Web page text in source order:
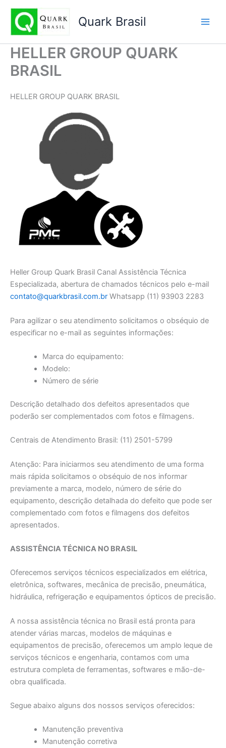
conteúdo
Quark Brasil
HELLER GROUP QUARK
BRASIL
HELLER GROUP QUARK BRASIL
Heller Group Quark Brasil Canal Assistência Técnica
Especializada, abertura de chamados técnicos pelo e-mail
contato@quarkbrasil.com.br Whatsapp (11) 93903 2283
Para agilizar o seu atendimento solicitamos o obséquio de
especificar no e-mail as seguintes informações:
Marca do equipamento:
Modelo:
Número de série
Descrição detalhado dos defeitos apresentados que
poderão ser complementados com fotos e filmagens.
Centrais de Atendimento Brasil: (11) 2501-5799
Atenção: Para iniciarmos seu atendimento de uma forma
mais rápida solicitamos o obséquio de nos informar
previamente a marca, modelo, número de série do
equipamento, descrição detalhada do defeito que pode ser
complementado com fotos e filmagens dos defeitos
apresentados.
ASSISTÊNCIA TÉCNICA NO BRASIL
Oferecemos serviços técnicos especializados em elétrica,
eletrônica, softwares, mecânica de precisão, pneumática,
hidráulica, refrigeração e equipamentos ópticos de precisão.
A nossa assistência técnica no Brasil está pronta para
atender várias marcas, modelos de máquinas e
equipamentos de precisão, oferecemos um amplo leque de
serviços técnicos e engenharia, contamos com uma
estrutura completa de ferramentas, softwares e mão-de-
obra qualificada.
Segue abaixo alguns dos nossos serviços oferecidos:
Manutenção preventiva
Manutenção corretiva